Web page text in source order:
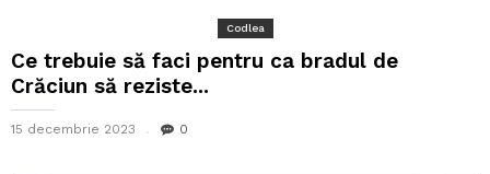
Codlea
Ce trebuie să faci pentru ca bradul de
Crăciun să reziste...
15 decembrie 2023 0